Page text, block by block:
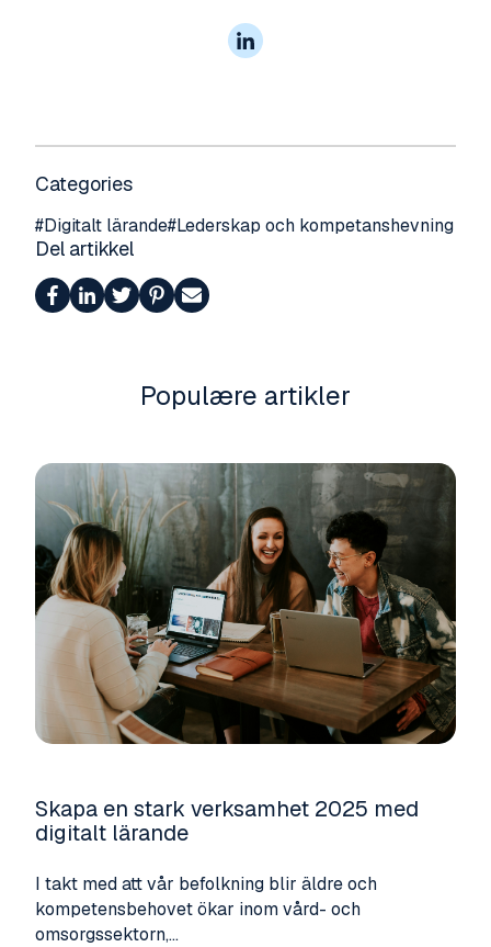
Categories
#Digitalt lärande#Lederskap och kompetanshevning
Del artikkel
Populære artikler
Skapa en stark verksamhet 2025 med
digitalt lärande
I takt med att vår befolkning blir äldre och
kompetensbehovet ökar inom vård- och
omsorgssektorn,...